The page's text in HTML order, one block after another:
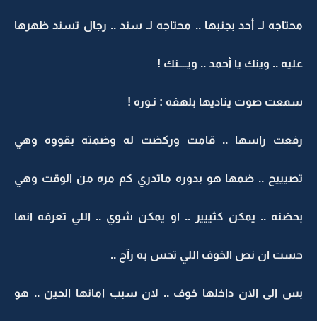
محتاجه لـ أحد بجنبها .. محتاجه لـ سند .. رجال تسند ظهرها
عليه .. وينك يا أحمد .. ويــــنك !
سمعت صوت يناديها بلهفه : نـوره !
رفعت راسها .. قامت وركضت له وضمته بقووه وهي
تصيييح .. ضمها هو بدوره ماتدري كم مره من الوقت وهي
بحضنه .. يمكن كثييير .. او يمكن شوي .. اللي تعرفه انها
حست ان نص الخوف اللي تحس به رآح ..
بس الى الان داخلها خوف .. لان سبب امانها الحين .. هو